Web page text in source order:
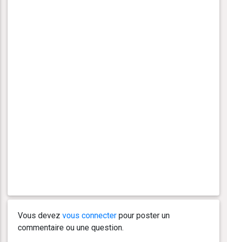
Vous devez vous connecter pour poster un
commentaire ou une question.